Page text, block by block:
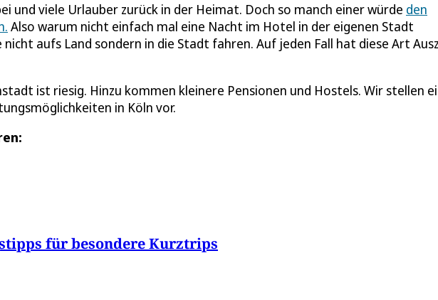
und viele Urlauber zurück in der Heimat. Doch so manch einer würde den
Also warum nicht einfach mal eine Nacht im Hotel in der eigenen Stadt
aufs Land sondern in die Stadt fahren. Auf jeden Fall hat diese Art
ist riesig. Hinzu kommen kleinere Pensionen und Hostels. Wir stellen
in Köln vor.
für besondere Kurztrips